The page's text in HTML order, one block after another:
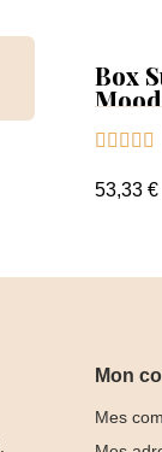
Box
    
53,33 €
Mon
Mes